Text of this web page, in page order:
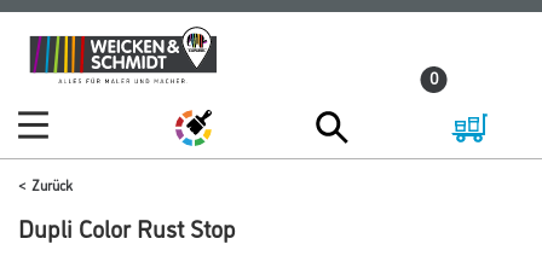
Zum
Inhalt
Zum
Navigationsmenü
0
Zurück
Dupli Color Rust Stop